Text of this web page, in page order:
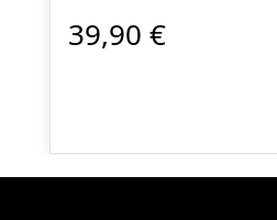
39,90 €